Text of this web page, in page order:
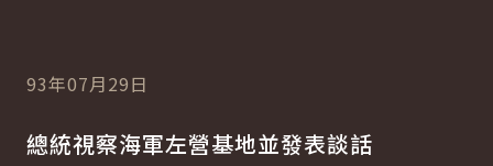
93年07月29日
總統視察海軍左營基地並發表談話